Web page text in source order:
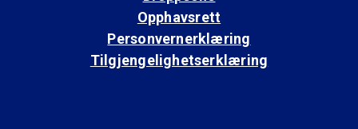
Opphavsrett
Personvernerklæring
Tilgjengelighetserklæring